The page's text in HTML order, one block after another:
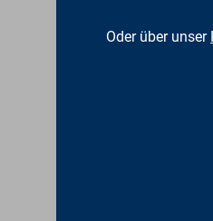
Oder über unser